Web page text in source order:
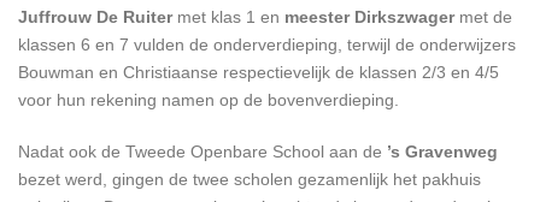
ChatGPT zei:
Juffrouw De Ruitermet klas 1 en meester Dirkszwagermet de
klassen 6 en 7 vulden de onderverdieping, terwijl de onderwijzers
Bouwman en Christiaanse respectievelijk de klassen 2/3 en 4/5
voor hun rekening namen op de bovenverdieping.
Nadat ook de Tweede Openbare School aan de ’s Gravenweg
bezet werd, gingen de twee scholen gezamenlijk het pakhuis